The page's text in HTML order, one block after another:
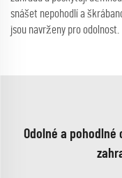
snášet nepohodlí a
jsou navrženy pro odolnost.
Odolné a